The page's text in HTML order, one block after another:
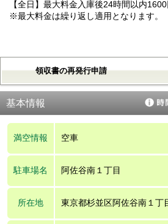
【全日】最大料金入庫後24時間以内1600
※最大料金は繰り返し適用となります。
領収書の再発行申請
基本情報
満空情報 空車
駐車場名 阿佐谷南１丁目
所在地 東京都杉並区阿佐谷南１丁